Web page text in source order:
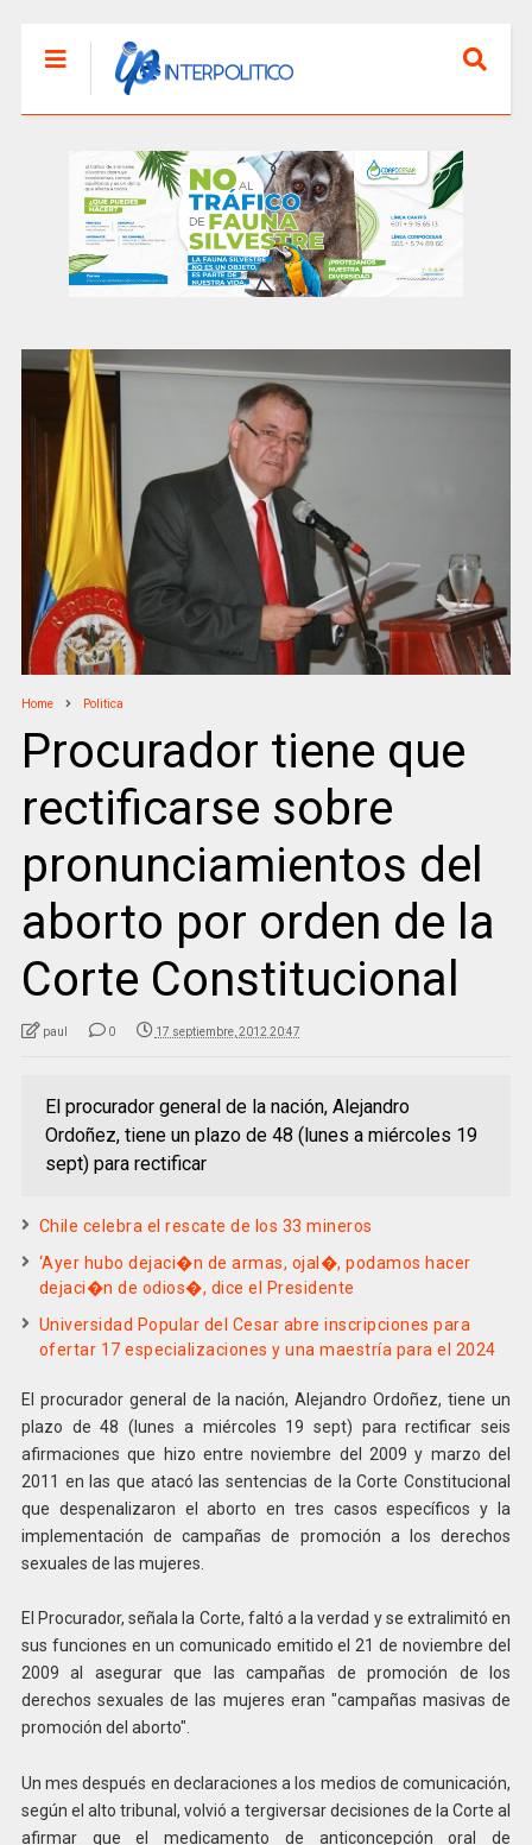
Home Politica
Procurador tiene que
rectificarse sobre
pronunciamientos del
aborto por orden de la
Corte Constitucional
paul 0 17 septiembre, 2012 20:47
El procurador general de la nación, Alejandro
Ordoñez, tiene un plazo de 48 (lunes a miércoles 19
sept) para rectificar
Chile celebra el rescate de los 33 mineros
‘Ayer hubo dejaci�n de armas, ojal�, podamos hacer
dejaci�n de odios�, dice el Presidente
Universidad Popular del Cesar abre inscripciones para
ofertar 17 especializaciones y una maestría para el 2024
El procurador general de la nación, Alejandro Ordoñez, tiene un
plazo de 48 (lunes a miércoles 19 sept) para rectificar seis
afirmaciones que hizo entre noviembre del 2009 y marzo del
2011 en las que atacó las sentencias de la Corte Constitucional
que despenalizaron el aborto en tres casos específicos y la
implementación de campañas de promoción a los derechos
sexuales de las mujeres.
El Procurador, señala la Corte, faltó a la verdad y se extralimitó en
sus funciones en un comunicado emitido el 21 de noviembre del
2009 al asegurar que las campañas de promoción de los
derechos sexuales de las mujeres eran "campañas masivas de
promoción del aborto".
Un mes después en declaraciones a los medios de comunicación,
según el alto tribunal, volvió a tergiversar decisiones de la Corte al
afirmar que el medicamento de anticoncepción oral de